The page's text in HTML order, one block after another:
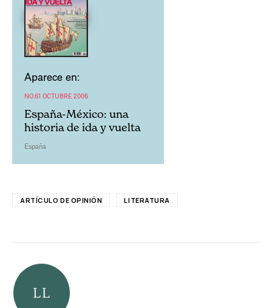
Aparece en:
NO.61 OCTUBRE 2006
España-México: una
historia de ida y vuelta
España
ARTÍCULO DE OPINIÓN LITERATURA